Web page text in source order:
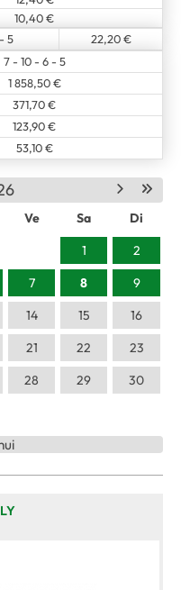
Ve Sa
Di
1
2
7 8
9
14 15
16
21 22
23
28 29
30
10,40 €
5 22,20 €
7 - 10 - 6 - 5
1 858,50 €
371,70 €
123,90 €
53,10 €